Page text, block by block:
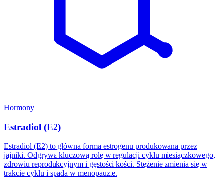
Hormony
Estradiol (E2)
Estradiol (E2) to główna forma estrogenu produkowana przez
jajniki. Odgrywa kluczową rolę w regulacji cyklu miesiączkowego,
zdrowiu reprodukcyjnym i gęstości kości. Stężenie zmienia się w
trakcie cyklu i spada w menopauzie.